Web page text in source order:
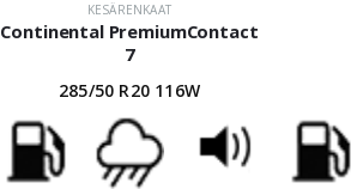
KESÄRENKAAT
Continental PremiumContact
7
285/50 R20 116W